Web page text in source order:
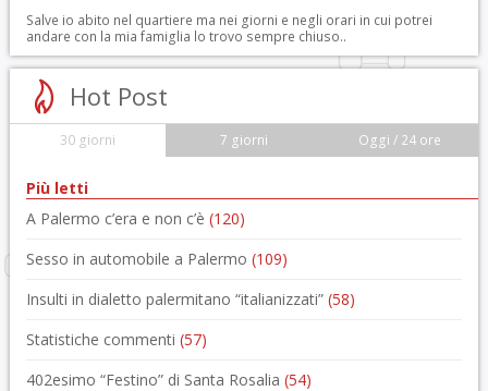
Salve io abito nel quartiere ma nei giorni e negli orari in cui potrei
andare con la mia famiglia lo trovo sempre chiuso..
Hot Post
30 giorni 7 giorni Oggi / 24 ore
Più letti
A Palermo c’era e non c’è (120)
Sesso in automobile a Palermo (109)
Insulti in dialetto palermitano “italianizzati” (58)
Statistiche commenti (57)
402esimo “Festino” di Santa Rosalia (54)